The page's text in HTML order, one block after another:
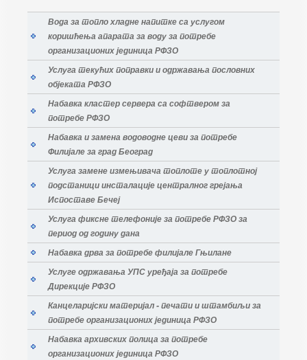
Вода за топло хладне напитке са услугом
коришћења апарата за воду за потребе
организационих јединица РФЗО
Услуга текућих поправки и одржавања пословних
објеката РФЗО
Набавка кластер сервера са софтвером за
потребе РФЗО
Набавка и замена водоводне цеви за потребе
Филијале за град Београд
Услуга замене измењивача топлоте у топлотној
подстаници инсталације централног грејања
Испоставе Бечеј
Услуга фиксне телефоније за потребе РФЗО за
период од годину дана
Набавка дрва за потребе филијале Гњилане
Услуге одржавања УПС уређаја за потребе
Дирекције РФЗО
Канцеларијски материјал - печати и штамбиљи за
потребе организационих јединица РФЗО
Набавка архивских полица за потребе
организационих јединица РФЗО